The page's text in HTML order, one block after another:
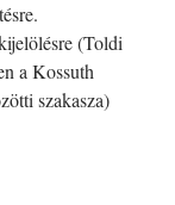
(Toldi
a Kossuth
szakasza)